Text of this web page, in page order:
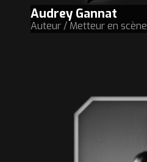
Audrey Gannat
Auteur / Metteur en scène